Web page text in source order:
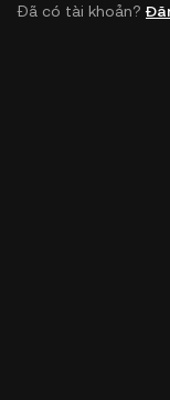
Đã có tài khoản?